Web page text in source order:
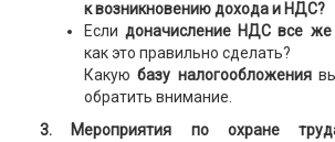
к возникновению дохода и НДС?
Еслидоначисление НДС все
как это правильно сделать?
Какуюбазу налогообложения
обратить внимание.
3. Мероприятия по охране